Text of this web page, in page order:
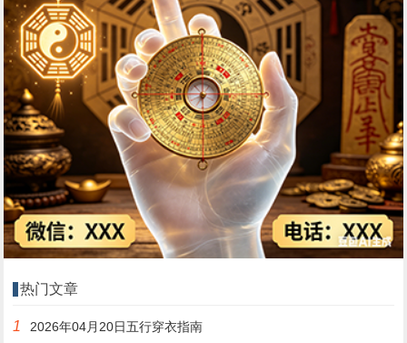
热门文章
1 2026年04月20日五行穿衣指南